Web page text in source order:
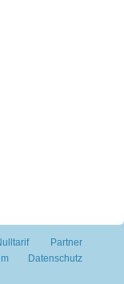
Partner
Datenschutz